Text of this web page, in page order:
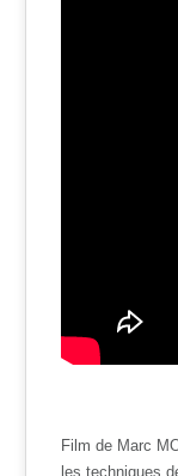
Film de Marc
les techniques